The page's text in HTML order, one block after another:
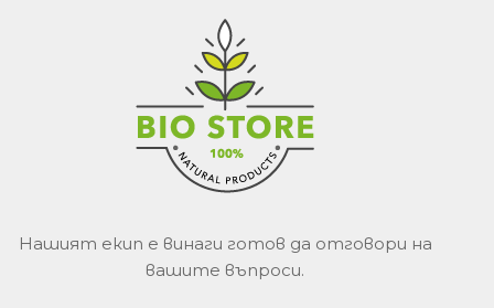
Нашият екип е винаги готов да отговори на
вашите въпроси.